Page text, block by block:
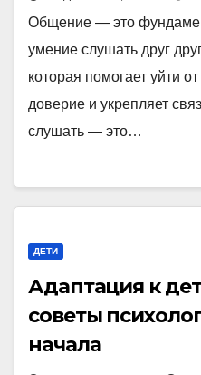
Общение — это
умение слушать друг
которая помогает уйти
доверие и укрепляет
слушать — это…
ДЕТИ
Адаптация к
советы
начала